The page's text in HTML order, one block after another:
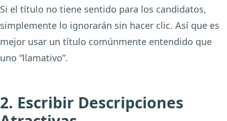
Si el título no tiene sentido para los candidatos,
simplemente lo ignorarán sin hacer clic. Así que es
mejor usar un título comúnmente entendido que
uno “llamativo”.
2. Escribir Descripciones